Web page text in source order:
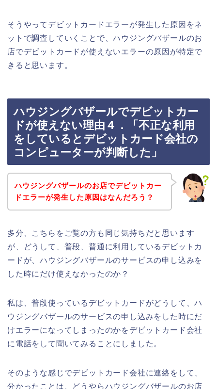
そうやってデビットカードエラーが発生した原因をネ
ットで調査していくことで、ハウジングバザールのお
店でデビットカードが使えないエラーの原因が特定で
きると思います。
ハウジングバザールでデビットカー
ドが使えない理由４．「不正な利用
をしているとデビットカード会社の
コンピューターが判断した」
ハウジングバザールのお店でデビットカー
ドエラーが発生した原因はなんだろう？
多分、こちらをご覧の方も同じ気持ちだと思います
が、どうして、普段、普通に利用しているデビットカ
ードが、ハウジングバザールのサービスの申し込みを
した時にだけ使えなかったのか？
私は、普段使っているデビットカードがどうして、ハ
ウジングバザールのサービスの申し込みをした時にだ
けエラーになってしまったのかをデビットカード会社
に電話をして聞いてみることにしました。
そのような感じでデビットカード会社に連絡をして、
分かったことは、どうやらハウジングバザールのお店